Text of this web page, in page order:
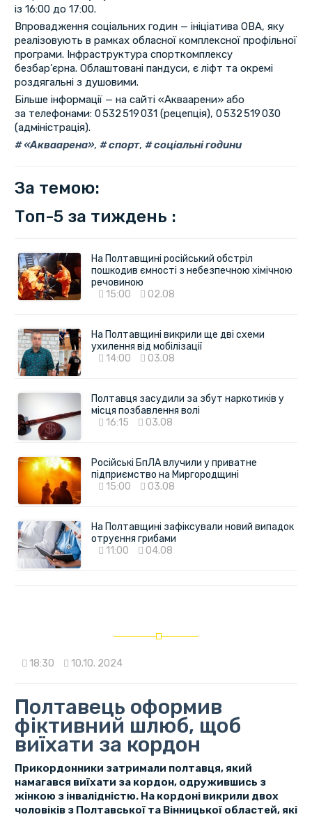
із 16:00 до 17:00.
Впровадження соціальних годин — ініціатива ОВА, яку
реалізовують в рамках обласної комплексної профільної
програми. Інфраструктура спорткомплексу
безбар’єрна. Облаштовані пандуси, є ліфт та окремі
роздягальні з душовими.
Більше інформації — на сайті «Акваарени» або
за телефонами: 0 532 519 031 (рецепція), 0 532 519 030
(адміністрація).
«Акваарена», спорт, соціальні години
За темою:
Топ-5 за тиждень :
На Полтавщині російський обстріл
пошкодив ємності з небезпечною хімічною
речовиною
15:00
02.08
На Полтавщині викрили ще дві схеми
ухилення від мобілізації
14:00
03.08
Полтавця засудили за збут наркотиків у
місця позбавлення волі
16:15
03.08
Російські БпЛА влучили у приватне
підприємство на Миргородщині
15:00
03.08
На Полтавщині зафіксували новий випадок
отруєння грибами
11:00
04.08
18:30 10.10. 2024
Полтавець оформив
фіктивний шлюб, щоб
виїхати за кордон
Прикордонники затримали полтавця, який
намагався виїхати за кордон, одружившись з
жінкою з інвалідністю. На кордоні викрили двох
чоловіків з Полтавської та Вінницької областей, які